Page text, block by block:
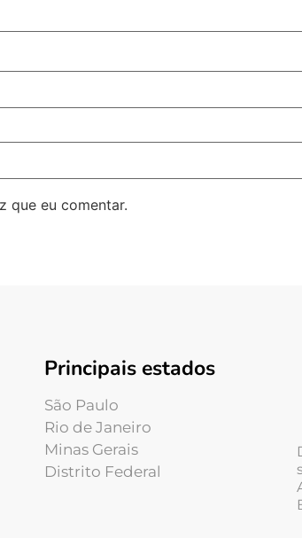
que eu comentar.
Principais estados
São Paulo
Rio de Janeiro
Minas Gerais
Distrito Federal